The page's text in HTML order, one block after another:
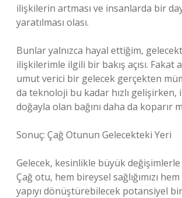
ilişkilerin artması ve insanlarda bir
yaratılması olası.
Bunlar yalnızca hayal ettiğim,
ilişkilerimle ilgili bir bakış açısı. Fakat
umut verici bir gelecek gerçekten
da teknoloji bu kadar hızlı gelişirken,
doğayla olan bağını daha da koparır
Sonuç: Çağ Otunun Gelecekteki Yeri
Gelecek, kesinlikle büyük
Çağ otu, hem bireysel sağlığımızı
yapıyı dönüştürebilecek potansiyel